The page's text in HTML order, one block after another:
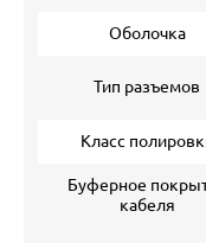
Оболочка
Тип разъемов
Класс
Буферное
кабеля